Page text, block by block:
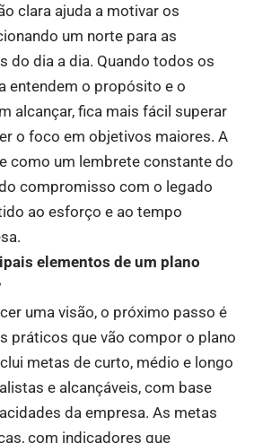
clara ajuda a motivar os
um norte para as
do dia a dia. Quando todos os
entendem o propósito e o
alcançar, fica mais fácil superar
o foco em objetivos maiores. A
como um lembrete constante do
compromisso com o legado
ao esforço e ao tempo
elementos de um plano
uma visão, o próximo passo é
práticos que vão compor o plano
metas de curto, médio e longo
e alcançáveis, com base
da empresa. As metas
com indicadores que